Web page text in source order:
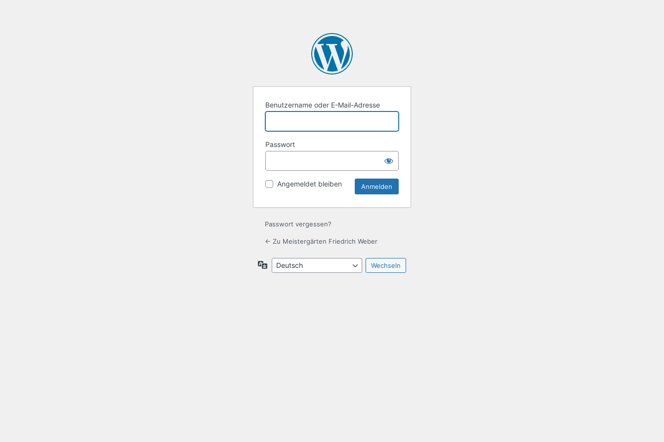
Benutzername oder E-Mail-Adresse
Passwort
Angemeldet bleiben
Passwort vergessen?
← Zu Meistergärten Friedrich Weber
Sprache